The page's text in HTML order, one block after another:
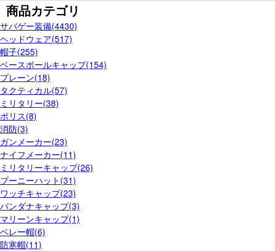
商品カテゴリ
サバゲー装備(4430)
ヘッドウェア(517)
帽子(255)
ベースボールキャップ(154)
プレーン(18)
タクティカル(57)
ミリタリー(38)
ポリス(8)
消防(3)
ガンメーカー(23)
ナイフメーカー(11)
ミリタリーキャップ(26)
ブーニーハット(31)
ワッチキャップ(23)
バンダナキャップ(3)
マリーンキャップ(1)
ベレー帽(6)
防寒帽(11)